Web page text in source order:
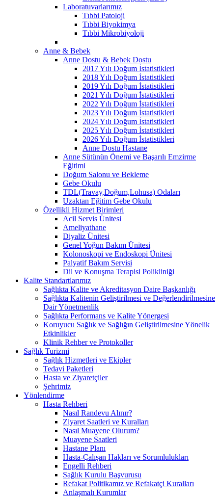
Laboratuvarlarımız
Tıbbi Patoloji
Tıbbi Biyokimya
Tıbbi Mikrobiyoloji
Anne & Bebek
Anne Dostu & Bebek Dostu
2017 Yılı Doğum İstatistikleri
2018 Yılı Doğum İstatistikleri
2019 Yılı Doğum İstatistikleri
2021 Yılı Doğum İstatistikleri
2022 Yılı Doğum İstatistikleri
2023 Yılı Doğum İstatistikleri
2024 Yılı Doğum İstatistikleri
2025 Yılı Doğum İstatistikleri
2026 Yılı Doğum İstatistikleri
Anne Dostu Hastane
Anne Sütünün Önemi ve Başarılı Emzirme
Eğitimi
Doğum Salonu ve Bekleme
Gebe Okulu
TDL(Travay,Doğum,Lohusa) Odaları
Uzaktan Eğitim Gebe Okulu
Özellikli Hizmet Birimleri
Acil Servis Ünitesi
Ameliyathane
Diyaliz Ünitesi
Genel Yoğun Bakım Ünitesi
Kolonoskopi ve Endoskopi Ünitesi
Palyatif Bakım Servisi
Dil ve Konuşma Terapisi Polikliniği
Kalite Standartlarımız
Sağlıkta Kalite ve Akreditasyon Daire Başkanlığı
Sağlıkta Kalitenin Geliştirilmesi ve Değerlendirilmesine
Dair Yönetmenlik
Sağlıkta Performans ve Kalite Yönergesi
Koruyucu Sağlık ve Sağlığın Geliştirilmesine Yönelik
Etkinlikler
Klinik Rehber ve Protokoller
Sağlık Turizmi
Sağlık Hizmetleri ve Ekipler
Tedavi Paketleri
Hasta ve Ziyaretçiler
Şehrimiz
Yönlendirme
Hasta Rehberi
Nasıl Randevu Alınır?
Ziyaret Saatleri ve Kuralları
Nasıl Muayene Olurum?
Muayene Saatleri
Hastane Planı
Hasta-Çalışan Hakları ve Sorumlulukları
Engelli Rehberi
Sağlık Kurulu Başvurusu
Refakat Politikamız ve Refakatçi Kuralları
Anlaşmalı Kurumlar